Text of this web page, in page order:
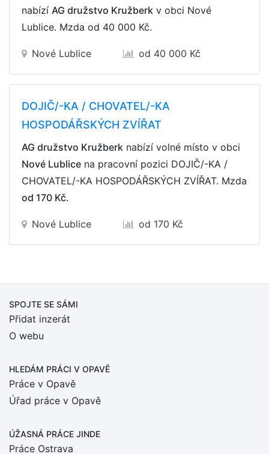
nabízí AG družstvo Kružberk v obci Nové
Lublice. Mzda od 40 000 Kč.
Nové Lublice od 40 000 Kč
DOJIČ/-KA / CHOVATEL/-KA
HOSPODÁŘSKÝCH ZVÍŘAT
AG družstvo Kružberk nabízí volné místo v obci
Nové Lublice na pracovní pozici DOJIČ/-KA /
CHOVATEL/-KA HOSPODÁŘSKÝCH ZVÍŘAT. Mzda
od 170 Kč.
Nové Lublice od 170 Kč
SPOJTE SE SÁMI
Přidat inzerát
O webu
HLEDÁM PRÁCI V OPAVĚ
Práce v Opavě
Úřad práce v Opavě
ÚŽASNÁ PRÁCE JINDE
Práce Ostrava